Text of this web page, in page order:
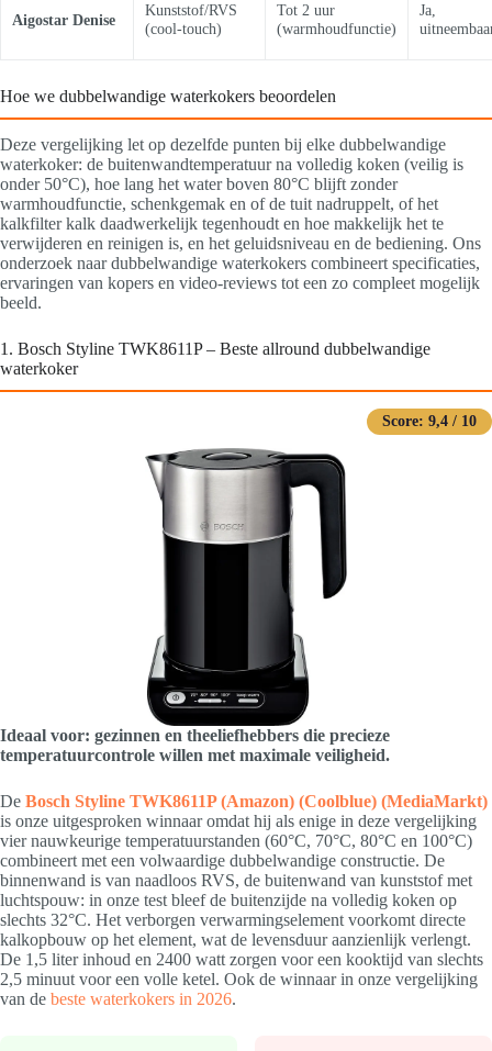
Aigostar Denise
Kunststof/RVS
(cool-touch)
Tot 2 uur
(warmhoudfunctie)
Ja,
Hoe we dubbelwandige waterkokers beoordelen
Deze vergelijking let op dezelfde punten bij elke dubbelwandige
waterkoker: de buitenwandtemperatuur na volledig koken (veilig is
onder 50°C), hoe lang het water boven 80°C blijft zonder
warmhoudfunctie, schenkgemak en of de tuit nadruppelt, of het
kalkfilter kalk daadwerkelijk tegenhoudt en hoe makkelijk het te
verwijderen en reinigen is, en het geluidsniveau en de bediening. Ons
onderzoek naar dubbelwandige waterkokers combineert specificaties,
ervaringen van kopers en video-reviews tot een zo compleet mogelijk
beeld.
1. Bosch Styline TWK8611P – Beste allround dubbelwandige
waterkoker
Score: 9,4 / 10
Ideaal voor: gezinnen en theeliefhebbers die precieze
temperatuurcontrole willen met maximale veiligheid.
De Bosch Styline TWK8611P(Amazon) (Coolblue) (MediaMarkt)
is onze uitgesproken winnaar omdat hij als enige in deze vergelijking
vier nauwkeurige temperatuurstanden (60°C, 70°C, 80°C en 100°C)
combineert met een volwaardige dubbelwandige constructie. De
binnenwand is van naadloos RVS, de buitenwand van kunststof met
luchtspouw: in onze test bleef de buitenzijde na volledig koken op
slechts 32°C. Het verborgen verwarmingselement voorkomt directe
kalkopbouw op het element, wat de levensduur aanzienlijk verlengt.
De 1,5 liter inhoud en 2400 watt zorgen voor een kooktijd van slechts
2,5 minuut voor een volle ketel. Ook de winnaar in onze vergelijking
van de beste waterkokers in 2026.